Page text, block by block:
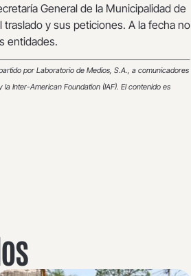
General de la Municipalidad de
y sus peticiones. A la fecha no
entidades.
por Laboratorio de Medios, S.A., a comunicadores
Inter-American Foundation (IAF). El contenido es